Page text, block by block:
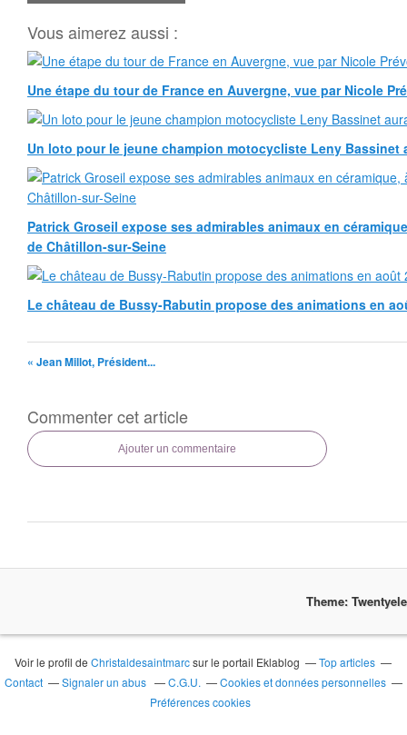
Vous aimerez aussi :
Une étape du tour de France en Auvergne, vue par Nicole
Un loto pour le jeune champion motocycliste Leny Bassinet
Patrick Groseil expose ses admirables animaux en
de Châtillon-sur-Seine
Le château de Bussy-Rabutin propose des animations en
« Jean Millot, Président...
Commenter cet article
Ajouter un commentaire
Theme:
Voir le profil deChristaldesaintmarcsur le portail Eklablog
Top articles
Contact
Signaler un abus C.G.U.
Cookies et données personnelles
Préférences cookies